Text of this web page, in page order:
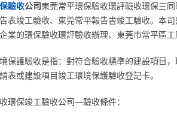
驗收公司東莞常平環保驗收環評驗收環保三
表竣工驗收、東莞常平報告書竣工驗收。本
業的環保驗收環評驗收辦理、東莞市常平區
保護驗收是指：對符合驗收標準的建設項目
表或建設項目竣工環境保護驗收登記卡。
環保竣工驗收公司—驗收條件：